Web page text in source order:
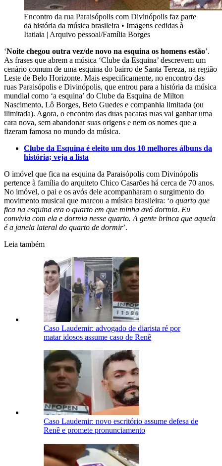
Encontro da rua Paraisópolis com Divinópolis faz parte
da história da música brasileira • Imagens cedidas à
Itatiaia | Arquivo pessoal/Família Borges
‘Noite chegou outra vez/de novo na esquina os homens estão’.
As frases que abrem a música ‘Clube da Esquina’ descrevem um
cenário comum de uma esquina do bairro de Santa Tereza, na região
Leste de Belo Horizonte. Mais especificamente, no encontro das
ruas Paraisópolis e Divinópolis, que entrou para a história da música
mundial como ‘a esquina’ do Clube da Esquina de Milton
Nascimento, Lô Borges, Beto Guedes e companhia limitada (ou
ilimitada). Agora, o encontro das duas pacatas ruas vai ganhar uma
cara nova, sem abandonar suas origens e nem os nomes que a
fizeram famosa no mundo da música.
Clube da Esquina é eleito um dos 10 melhores álbuns da
história; veja a lista
O imóvel que fica na esquina da Paraisópolis com Divinópolis
pertence à família do arquiteto Chico Casarões há cerca de 70 anos.
No imóvel, o pai e os avós dele acompanharam o surgimento do
movimento musical que marcou a música brasileira: ‘o quarto que
fica na esquina era o quarto em que minha avó dormia. Eu
convivia com ela e dormia nesse quarto. A gente brinca que aquela
é a janela lateral do quarto de dormir’.
Leia também
Caso Laudemir: advogado de diarista ré por
matar idosos assume caso de Renê
Caso Laudemir: novo escritório assume defesa de
Renê e promete pronunciamento